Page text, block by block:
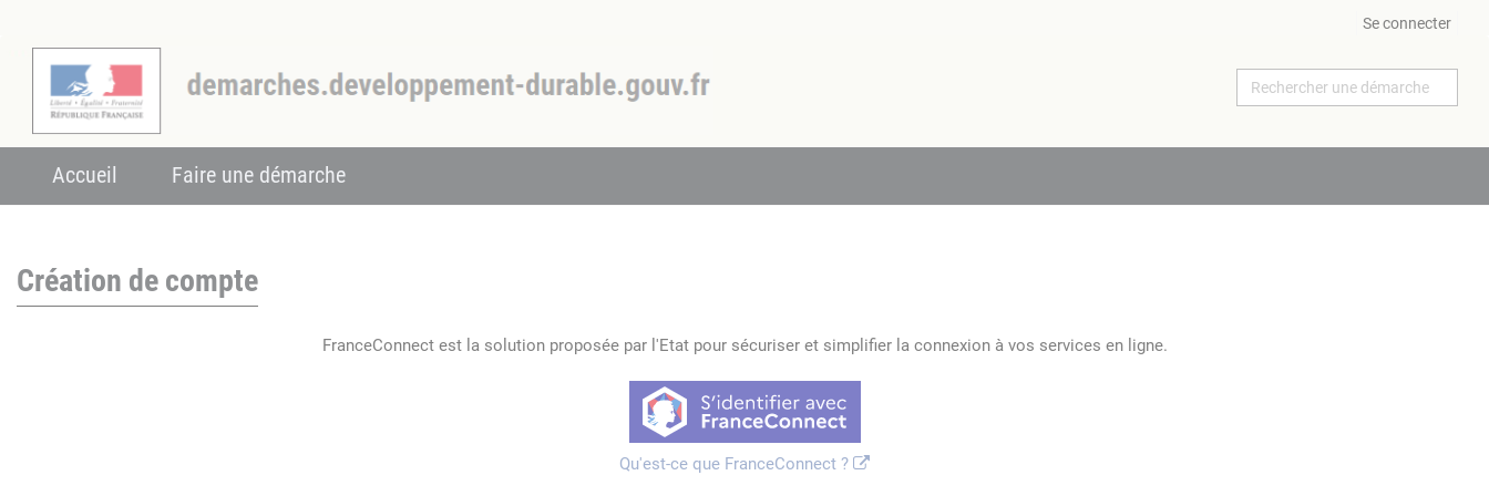
Se connecter
Accueil Faire une démarche
Création de compte
FranceConnect est la solution proposée par l'Etat pour sécuriser et simplifier la connexion à vos services en ligne.
Qu'est-ce que FranceConnect ?